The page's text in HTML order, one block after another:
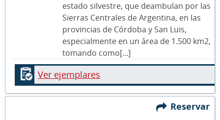
estado silvestre, que deambulan por las
Sierras Centrales de Argentina, en las
provincias de Córdoba y San Luis,
especialmente en un área de 1.500 km2,
tomando como[...]
Ver ejemplares
Reservar